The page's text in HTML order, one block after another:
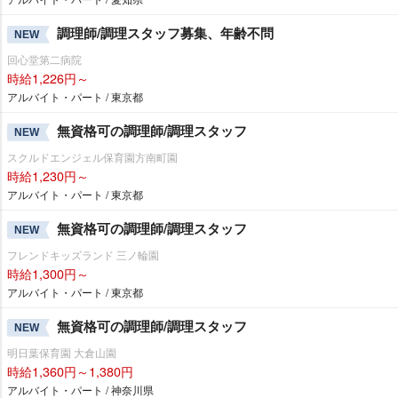
NEW 調理師/調理スタッフ募集、年齢不問
回心堂第二病院
時給1,226円～
アルバイト・パート / 東京都
NEW 無資格可の調理師/調理スタッフ
スクルドエンジェル保育園方南町園
時給1,230円～
アルバイト・パート / 東京都
NEW 無資格可の調理師/調理スタッフ
フレンドキッズランド 三ノ輪園
時給1,300円～
アルバイト・パート / 東京都
NEW 無資格可の調理師/調理スタッフ
明日葉保育園 大倉山園
時給1,360円～1,380円
アルバイト・パート / 神奈川県